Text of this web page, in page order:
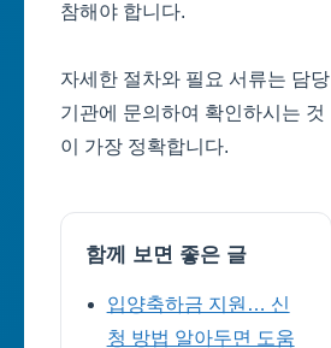
참해야 합니다.
자세한 절차와 필요 서류는 담당
기관에 문의하여 확인하시는 것
이 가장 정확합니다.
함께 보면 좋은 글
입양축하금 지원… 신
청 방법 알아두면 도움